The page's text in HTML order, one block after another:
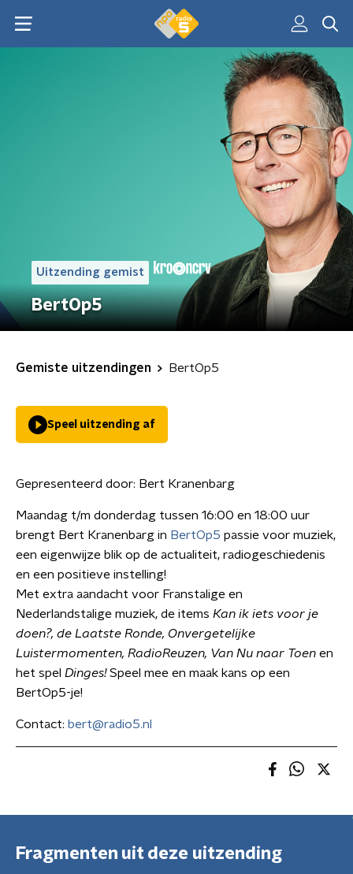
Uitzending gemist
BertOp5
Gemiste uitzendingen BertOp5
Speel uitzending af
Gepresenteerd door: Bert Kranenbarg
Maandag t/m donderdag tussen 16:00 en 18:00 uur
brengt Bert Kranenbarg in BertOp5 passie voor muziek,
een eigenwijze blik op de actualiteit, radiogeschiedenis
en een positieve instelling!
Met extra aandacht voor Franstalige en
Nederlandstalige muziek, de items Kan ik iets voor je
doen?, de Laatste Ronde, Onvergetelijke
Luistermomenten, RadioReuzen, Van Nu naar Toen en
het spel Dinges!Speel mee en maak kans op een
BertOp5-je!
Contact: bert@radio5.nl
Fragmenten uit deze uitzending